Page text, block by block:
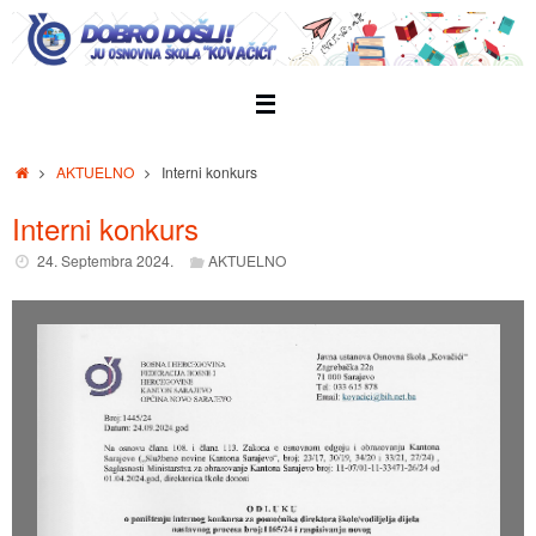
Skip
content
HomeAKTUELNO Interni konkurs
Interni konkurs
24. Septembra 2024. AKTUELNO